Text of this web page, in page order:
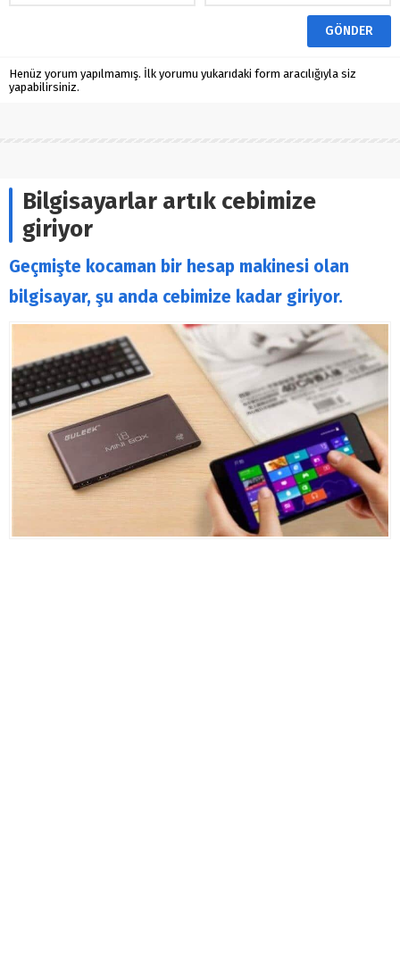
Henüz yorum yapılmamış. İlk yorumu yukarıdaki form aracılığıyla siz
yapabilirsiniz.
Bilgisayarlar artık cebimize
giriyor
Geçmişte kocaman bir hesap makinesi olan
bilgisayar, şu anda cebimize kadar giriyor.